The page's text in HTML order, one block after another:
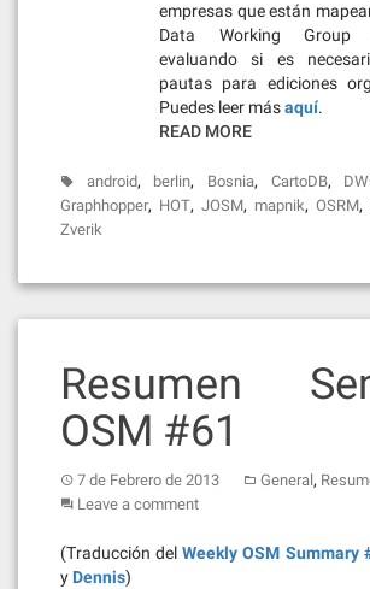
empresas que están
Data Working Group
evaluando si es
pautas para ediciones
Puedes leer másaquí.
READ MORE
android, berlin, Bosnia, CartoDB,
Graphhopper, HOT, JOSM, mapnik, OSRM,
Zverik
Resumen
OSM #61
7 de Febrero de 2013 General,
Leave a comment
(Traducción delWeekly OSM Summary
y Dennis)